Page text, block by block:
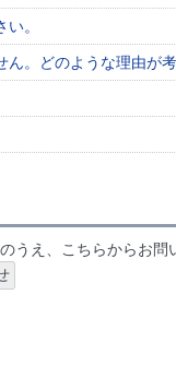
。
。どのような理由が
うえ、こちらからお問